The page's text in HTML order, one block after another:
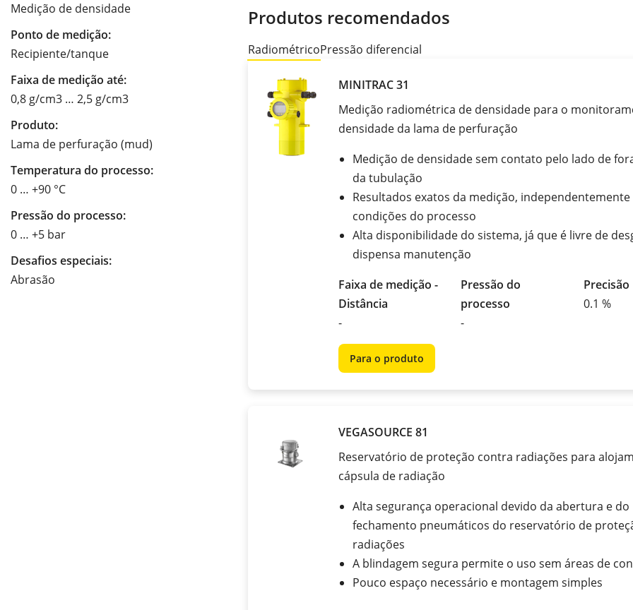
Medição de densidade
Ponto de medição:
Recipiente/tanque
Faixa de medição até:
0,8 g/cm3 … 2,5 g/cm3
Produto:
Lama de perfuração (mud)
Temperatura do processo:
0 … +90 °C
Pressão do processo:
0 … +5 bar
Desafios especiais:
Abrasão
Produtos recomendados
RadiométricoPressão diferencial
MINITRAC 31
Medição radiométrica de densidade para o
densidade da lama de perfuração
Medição de densidade sem contato pelo lado de
da tubulação
Resultados exatos da medição, independentemente
condições do processo
Alta disponibilidade do sistema, já que é livre de
dispensa manutenção
Faixa de medição -
Distância
-
Pressão do
processo
-
Precisão
0.1 %
Para o produto
VEGASOURCE 81
Reservatório de proteção contra radiações para
cápsula de radiação
Alta segurança operacional devido da abertura e do
fechamento pneumáticos do reservatório de
radiações
A blindagem segura permite o uso sem áreas de
Pouco espaço necessário e montagem simples